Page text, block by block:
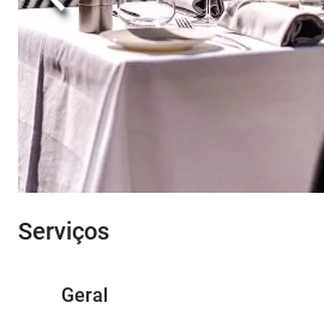
Anterior
Serviços
Geral